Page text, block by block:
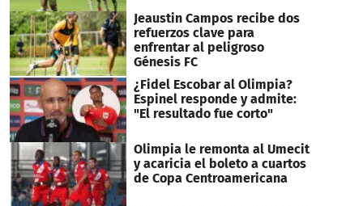
Jeaustin Campos recibe dos
refuerzos clave para
enfrentar al peligroso
Génesis FC
¿Fidel Escobar al Olimpia?
Espinel responde y admite:
"El resultado fue corto"
Olimpia le remonta al Umecit
y acaricia el boleto a cuartos
de Copa Centroamericana